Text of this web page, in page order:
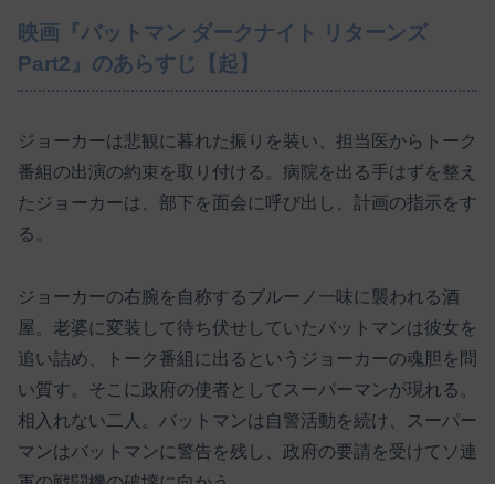
映画『バットマン ダークナイト リターンズ
Part2』のあらすじ【起】
ジョーカーは悲観に暮れた振りを装い、担当医からトーク
番組の出演の約束を取り付ける。病院を出る手はずを整え
たジョーカーは、部下を面会に呼び出し、計画の指示をす
る。
ジョーカーの右腕を自称するブルーノ一味に襲われる酒
屋。老婆に変装して待ち伏せしていたバットマンは彼女を
追い詰め、トーク番組に出るというジョーカーの魂胆を問
い質す。そこに政府の使者としてスーパーマンが現れる。
相入れない二人。バットマンは自警活動を続け、スーパー
マンはバットマンに警告を残し、政府の要請を受けてソ連